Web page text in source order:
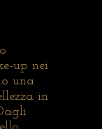
up nei
una
in